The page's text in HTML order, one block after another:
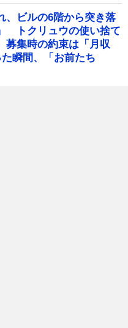
、ビルの6階から突き落
トクリュウの使い捨て
集時の約束は「月収
瞬間、「お前たち